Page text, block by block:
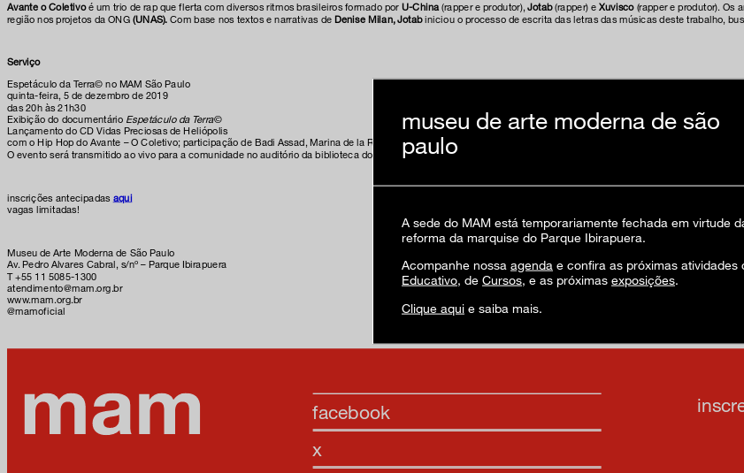
Avante o Coletivoé um trio de rap que flerta com diversos ritmos brasileiros formado por U-China (rapper e produtor),Jotab(rapper) e Xuvisco(rapper e produtor). Os
região nos projetos da ONG(UNAS).Com base nos textos e narrativas de Denise Milan, Jotabiniciou o processo de escrita das letras das músicas deste trabalho,
Serviço
Espetáculo da Terra© no MAM São Paulo
quinta-feira, 5 de dezembro de 2019
das 20h às 21h30
Exibição do documentário Espetáculo da Terra©
Lançamento do CD Vidas Preciosas de Heliópolis
com o Hip Hop do Avante – O Coletivo; participação de Badi Assad, Marina de la Riva e Junior Almeida
O evento será transmitido ao vivo para a comunidade no auditório da biblioteca do CEU Heliópolis – Estrada das Lágrimas, 2385
inscrições antecipadas aqui
vagas limitadas!
Museu de Arte Moderna de São Paulo
Av. Pedro Alvares Cabral, s/nº – Parque Ibirapuera
T +55 11 5085-1300
atendimento@mam.org.br
www.mam.org.br
@mamoficial
facebook
x
museu de arte moderna de são
paulo
A sede do MAM está temporariamente fechada em virtude
reforma da marquise do Parque Ibirapuera.
Acompanhe nossa agenda e confira as próximas atividades
Educativo, de Cursos, e as próximas exposições.
Clique aqui e saiba mais.